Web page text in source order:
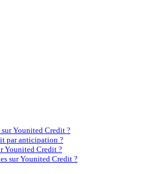
Younited Credit ?
par anticipation ?
Younited Credit ?
sur Younited Credit ?